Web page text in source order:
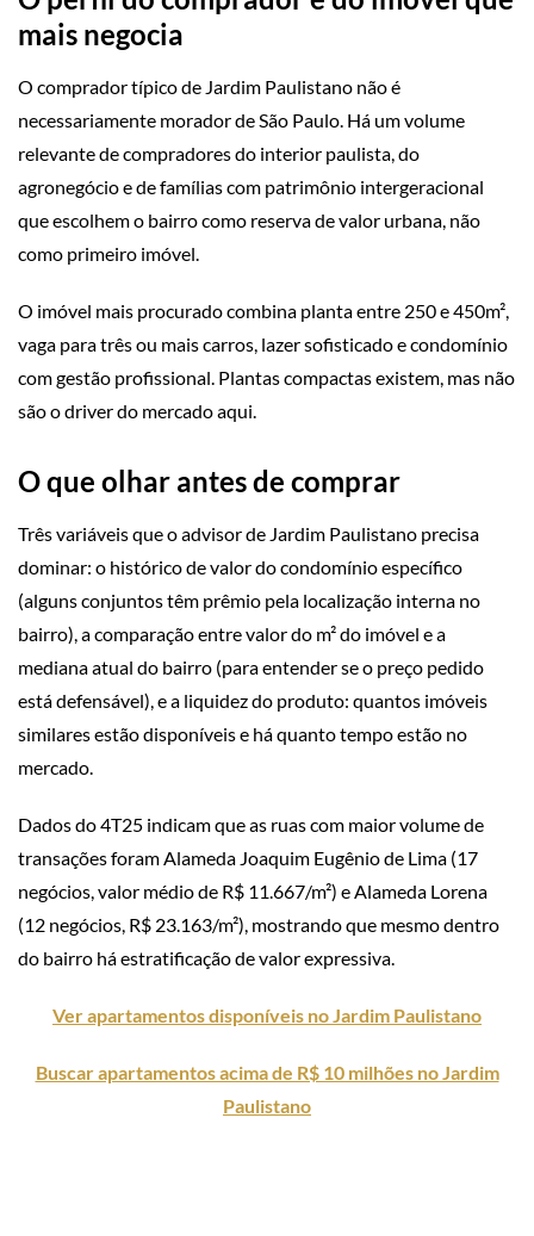
mais negocia
O comprador típico de Jardim Paulistano não é
necessariamente morador de São Paulo. Há um volume
relevante de compradores do interior paulista, do
agronegócio e de famílias com patrimônio intergeracional
que escolhem o bairro como reserva de valor urbana, não
como primeiro imóvel.
O imóvel mais procurado combina planta entre 250 e 450m²,
vaga para três ou mais carros, lazer sofisticado e condomínio
com gestão profissional. Plantas compactas existem, mas não
são o driver do mercado aqui.
O que olhar antes de comprar
Três variáveis que o advisor de Jardim Paulistano precisa
dominar: o histórico de valor do condomínio específico
(alguns conjuntos têm prêmio pela localização interna no
bairro), a comparação entre valor do m² do imóvel e a
mediana atual do bairro (para entender se o preço pedido
está defensável), e a liquidez do produto: quantos imóveis
similares estão disponíveis e há quanto tempo estão no
mercado.
Dados do 4T25 indicam que as ruas com maior volume de
transações foram Alameda Joaquim Eugênio de Lima (17
negócios, valor médio de R$ 11.667/m²) e Alameda Lorena
(12 negócios, R$ 23.163/m²), mostrando que mesmo dentro
do bairro há estratificação de valor expressiva.
Ver apartamentos disponíveis no Jardim Paulistano
Buscar apartamentos acima de R$ 10 milhões no Jardim
Paulistano